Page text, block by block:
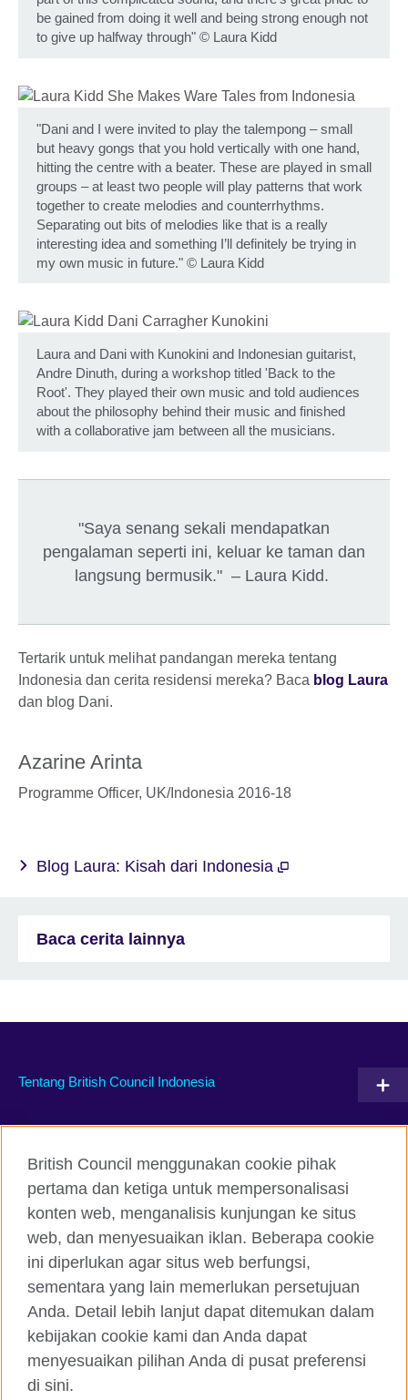
be gained from doing it well and being strong enough not
to give up halfway through" © Laura Kidd
"Dani and I were invited to play the talempong – small
but heavy gongs that you hold vertically with one hand,
hitting the centre with a beater. These are played in small
groups – at least two people will play patterns that work
together to create melodies and counterrhythms.
Separating out bits of melodies like that is a really
interesting idea and something I’ll definitely be trying in
my own music in future." © Laura Kidd
Laura and Dani with Kunokini and Indonesian guitarist,
Andre Dinuth, during a workshop titled 'Back to the
Root'. They played their own music and told audiences
about the philosophy behind their music and finished
with a collaborative jam between all the musicians.
"Saya senang sekali mendapatkan
pengalaman seperti ini, keluar ke taman dan
langsung bermusik." – Laura Kidd.
Tertarik untuk melihat pandangan mereka tentang
Indonesia dan cerita residensi mereka? Baca blog Laura
dan blog Dani.
Azarine Arinta
Programme Officer, UK/Indonesia 2016-18
Blog Laura: Kisah dari Indonesia
Baca cerita lainnya
Tentang British Council Indonesia
Facebook Instagram
Twitter TikTok
British Council global
Kerahasiaan dan Ketentuan Pemakaian
Cookie
Peta situs
British Council menggunakan cookie pihak
pertama dan ketiga untuk mempersonalisasi
konten web, menganalisis kunjungan ke situs
web, dan menyesuaikan iklan. Beberapa cookie
ini diperlukan agar situs web berfungsi,
sementara yang lain memerlukan persetujuan
Anda. Detail lebih lanjut dapat ditemukan dalam
kebijakan cookie kami dan Anda dapat
menyesuaikan pilihan Anda di pusat preferensi
di sini.